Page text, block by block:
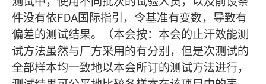
件没有依FDA国际指引，令基准有变数，导致有
偏差的测试结果。（本会按：本会的止汗效能测
试方法虽然与厂方采用的有分别，但是次测试的
全部样本均一致地以本会所订的测试方法进行，